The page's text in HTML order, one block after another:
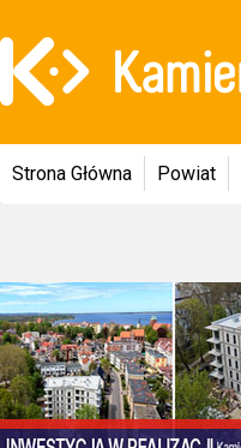
Strona Główna Powiat